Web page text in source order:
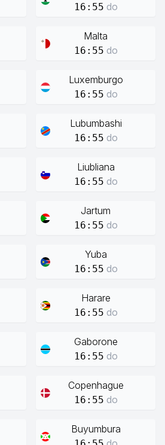
16:55 do
Malta
16:55 do
Luxemburgo
16:55 do
Lubumbashi
16:55 do
Liubliana
16:55 do
Jartum
16:55 do
Yuba
16:55 do
Harare
16:55 do
Gaborone
16:55 do
Copenhague
16:55 do
Buyumbura